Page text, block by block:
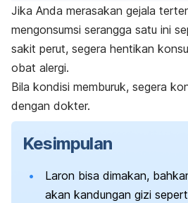
Jika Anda merasakan gejala
mengonsumsi serangga satu ini
sakit perut, segera hentikan
obat alergi.
Bila kondisi memburuk, segera
dengan dokter.
Kesimpulan
Laron bisa dimakan,
akan kandungan gizi